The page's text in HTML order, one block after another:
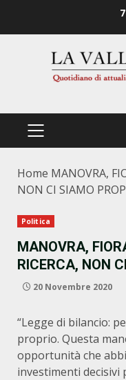
PRIMÄRES
Home MANOVRA,
NON CI SIAMO
Politica
MANOVRA,
RICERCA, NON
20 Novembre 2020
“Legge di bilancio:
proprio. Questa
opportunità che
investimenti decisivi